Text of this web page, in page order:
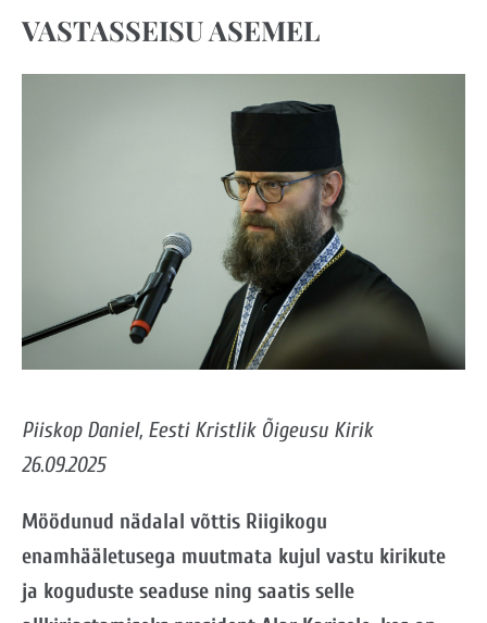
VASTASSEISU ASEMEL
Piiskop Daniel, Eesti Kristlik Õigeusu Kirik
26.09.2025
Möödunud nädalal võttis Riigikogu
enamhääletusega muutmata kujul vastu kirikute
ja koguduste seaduse ning saatis selle